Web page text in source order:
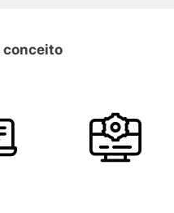
conceito